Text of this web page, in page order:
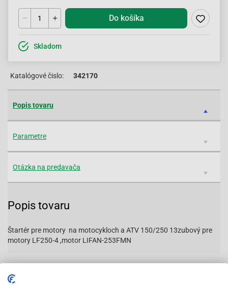
Do košíka
Skladom
Katalógové čislo: 342170
Popis tovaru
Parametre
Otázka na predavača
Popis tovaru
Štartér pre motory na motocykloch a ATV 150/250 13zubový pre
motory LF250-4 ,motor LIFAN-253FMN